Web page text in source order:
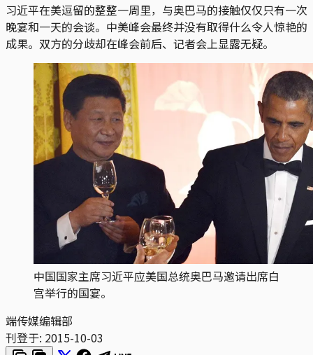
习近平在美逗留的整整一周里，与奥巴马的接触仅仅只有一次
晚宴和一天的会谈。中美峰会最终并没有取得什么令人惊艳的
成果。双方的分歧却在峰会前后、记者会上显露无疑。
中国国家主席习近平应美国总统奥巴马邀请出席白
宫举行的国宴。
端传媒编辑部
刊登于: 2015-10-03